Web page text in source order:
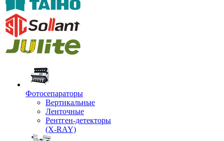
Фотосепараторы
Вертикальные
Ленточные
Рентген-детекторы
(X-RAY)